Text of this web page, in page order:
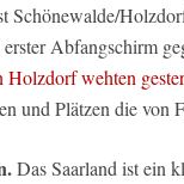
Schönewalde/
Abfangschirm
Holzdorf wehten
und Plätzen die von
Das Saarland ist ein